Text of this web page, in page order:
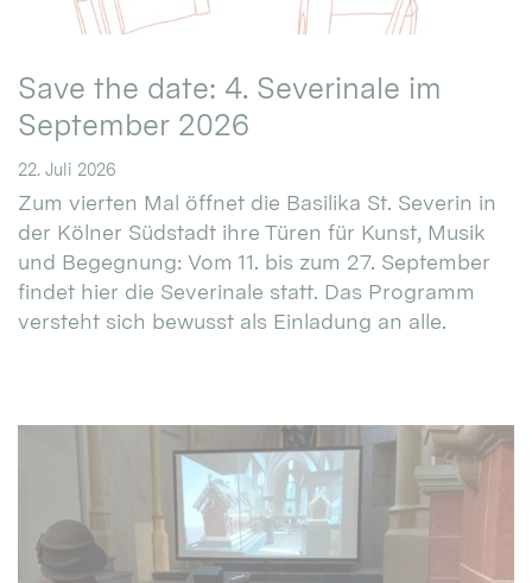
Save the date: 4. Severinale im
September 2026
22. Juli 2026
Zum vierten Mal öffnet die Basilika St. Severin in
der Kölner Südstadt ihre Türen für Kunst, Musik
und Begegnung: Vom 11. bis zum 27. September
findet hier die Severinale statt. Das Programm
versteht sich bewusst als Einladung an alle.